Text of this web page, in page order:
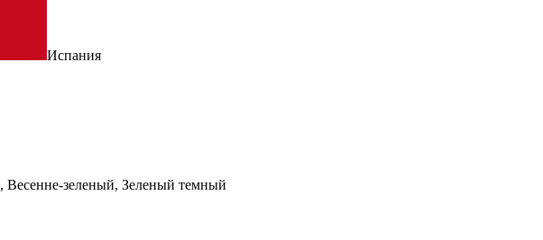
Испания
, Весенне-зеленый, Зеленый темный